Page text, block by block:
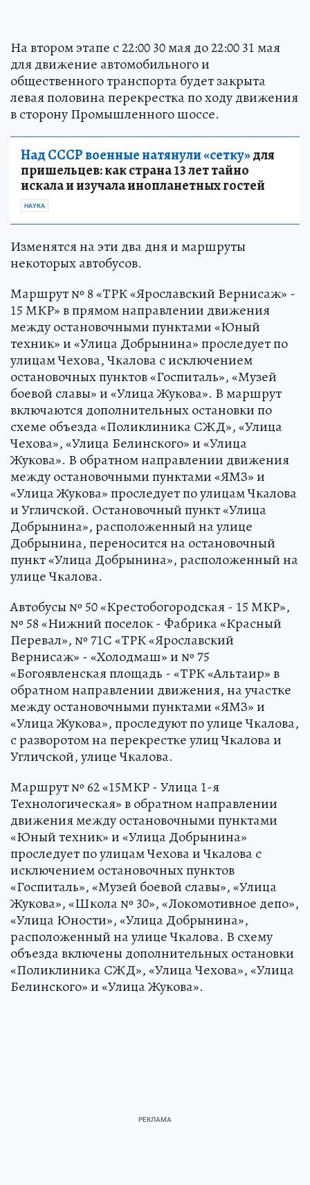
На втором этапе с 22:00 30 мая до 22:00 31 мая
для движение автомобильного и
общественного транспорта будет закрыта
левая половина перекрестка по ходу движения
в сторону Промышленного шоссе.
Над СССР военные натянули «сетку»для
пришельцев: как страна 13 лет тайно
искала и изучала инопланетных гостей
НАУКА
Изменятся на эти два дня и маршруты
некоторых автобусов.
Маршрут № 8 «ТРК «Ярославский Вернисаж» -
15 МКР» в прямом направлении движения
между остановочными пунктами «Юный
техник» и «Улица Добрынина» проследует по
улицам Чехова, Чкалова с исключением
остановочных пунктов «Госпиталь», «Музей
боевой славы» и «Улица Жукова». В маршрут
включаются дополнительных остановки по
схеме объезда «Поликлиника СЖД», «Улица
Чехова», «Улица Белинского» и «Улица
Жукова». В обратном направлении движения
между остановочными пунктами «ЯМЗ» и
«Улица Жукова» проследует по улицам Чкалова
и Угличской. Остановочный пункт «Улица
Добрынина», расположенный на улице
Добрынина, переносится на остановочный
пункт «Улица Добрынина», расположенный на
улице Чкалова.
Автобусы № 50 «Крестобогородская - 15 МКР»,
№ 58 «Нижний поселок - Фабрика «Красный
Перевал», № 71С «ТРК «Ярославский
Вернисаж» - «Холодмаш» и № 75
«Богоявленская площадь - «ТРК «Альтаир» в
обратном направлении движения, на участке
между остановочными пунктами «ЯМЗ» и
«Улица Жукова», проследуют по улице Чкалова,
с разворотом на перекрестке улиц Чкалова и
Угличской, улице Чкалова.
Маршрут № 62 «15МКР - Улица 1-я
Технологическая» в обратном направлении
движения между остановочными пунктами
«Юный техник» и «Улица Добрынина»
проследует по улицам Чехова и Чкалова с
исключением остановочных пунктов
«Госпиталь», «Музей боевой славы», «Улица
Жукова», «Школа № 30», «Локомотивное депо»,
«Улица Юности», «Улица Добрынина»,
расположенный на улице Чкалова. В схему
объезда включены дополнительных остановки
«Поликлиника СЖД», «Улица Чехова», «Улица
Белинского» и «Улица Жукова».